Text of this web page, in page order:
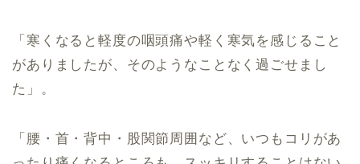
「寒くなると軽度の咽頭痛や軽く寒気を感じること
がありましたが、そのようなことなく過ごせまし
た」。
「腰・首・背中・股関節周囲など、いつもコリがあ